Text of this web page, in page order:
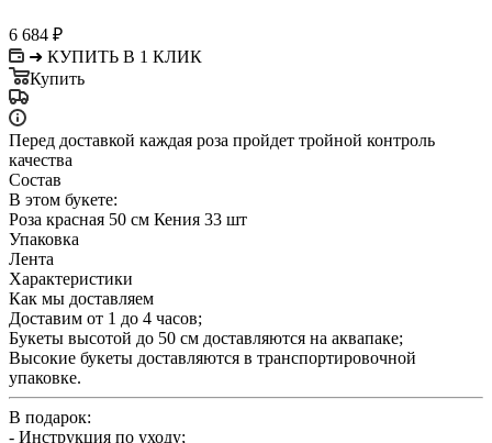
6 684 ₽
➜ КУПИТЬ В 1 КЛИК
Купить
Перед доставкой каждая роза пройдет тройной контроль
качества
Состав
В этом букете:
Роза красная 50 см Кения 33 шт
Упаковка
Лента
Характеристики
Как мы доставляем
Доставим от 1 до 4 часов;
Букеты высотой до 50 см доставляются на аквапаке;
Высокие букеты доставляются в транспортировочной
упаковке.
В подарок:
- Инструкция по уходу;